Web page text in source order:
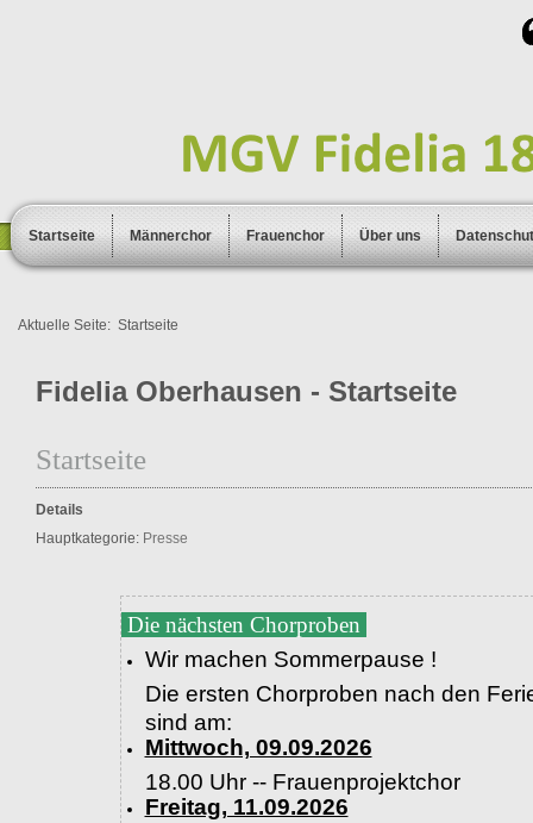
Startseite Männerchor Frauenchor Über uns
Aktuelle Seite: Startseite
Fidelia Oberhausen - Startseite
Startseite
Details
Hauptkategorie: Presse
Die nächsten Chorproben
Wir machen Sommerpause !
Die ersten Chorproben nach den
sind am:
Mittwoch, 09.09.2026
18.00 Uhr -- Frauenprojektchor
Freitag, 11.09.2026